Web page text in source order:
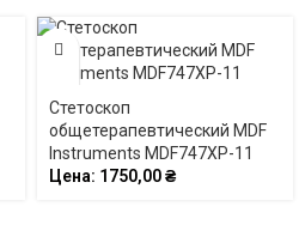
Стетоскоп
общетерапевтический MDF
Instruments MDF747XP-11
Цена: 1750,00₴